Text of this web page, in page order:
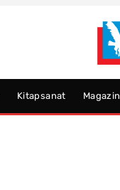
Kitapsanat Magazin